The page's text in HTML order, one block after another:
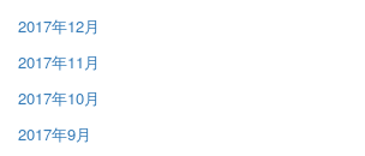
2017年12月
2017年11月
2017年10月
2017年9月